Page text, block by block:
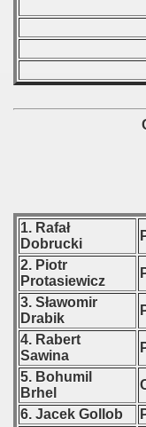
1. Rafał
Dobrucki
2. Piotr
Protasiewicz
3. Sławomir
Drabik
4. Rabert
Sawina
5. Bohumil
Brhel
6. Jacek Gollob
Round